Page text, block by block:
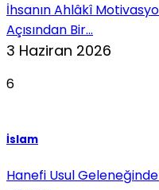
İhsanın Ahlâkî
Açısından Bir...
3 Haziran 2026
6
İslam
Hanefi Usul